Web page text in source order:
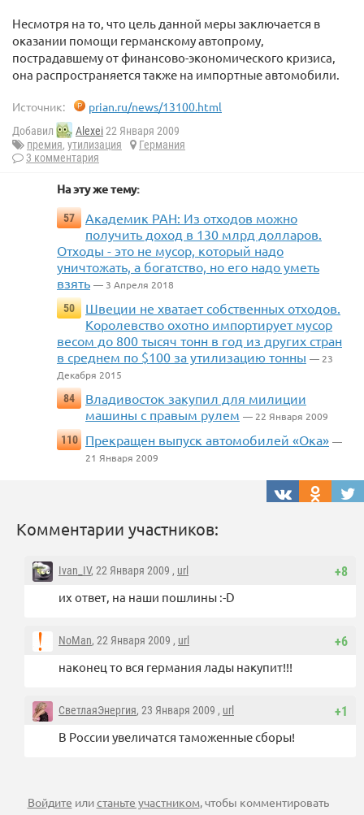
Несмотря на то, что цель данной меры заключается в
оказании помощи германскому автопрому,
пострадавшему от финансово-экономического кризиса,
она распространяется также на импортные автомобили.
Источник: prian.ru/news/13100.html
Добавил Alexei22 Января 2009
премия, утилизация
Германия
3 комментария
На эту же тему:
57
Академик РАН: Из отходов можно
получить доход в 130 млрд долларов.
Отходы - это не мусор, который надо
уничтожать, а богатство, но его надо уметь
взять — 3 Апреля 2018
50
Швеции не хватает собственных отходов.
Королевство охотно импортирует мусор
весом до 800 тысяч тонн в год из других стран
в среднем по $100 за утилизацию тонны — 23
Декабря 2015
84
Владивосток закупил для милиции
машины с правым рулем — 22 Января 2009
110
Прекращен выпуск автомобилей «Ока» —
21 Января 2009
Комментарии участников:
+8
Ivan_IV, 22 Января 2009 , url
их ответ, на наши пошлины :-D
+6
NoMan, 22 Января 2009 , url
наконец то вся германия лады накупит!!!
+1
СветлаяЭнергия, 23 Января 2009 , url
В России увеличатся таможенные сборы!
Войдите илистаньте участником, чтобы комментировать